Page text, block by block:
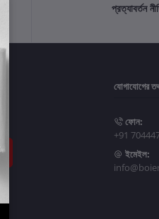
প্রত্যাবর্তন
যোগাযোগের
ফোন:
+91
ইমেইল: